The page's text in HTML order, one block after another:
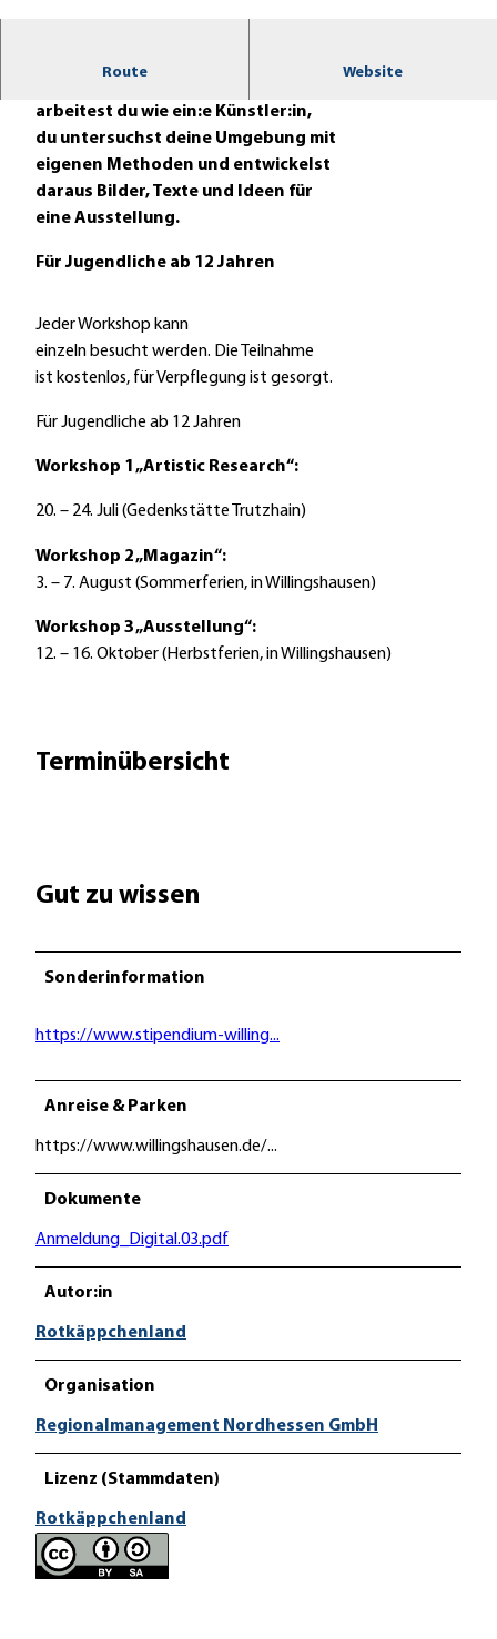
Route Website
arbeitest du wie ein:e Künstler:in,
du untersuchst deine Umgebung mit
eigenen Methoden und entwickelst
daraus Bilder, Texte und Ideen für
eine Ausstellung.
Für Jugendliche ab 12 Jahren
Jeder Workshop kann
einzeln besucht werden. Die Teilnahme
ist kostenlos, für Verpflegung ist gesorgt.
Für Jugendliche ab 12 Jahren
Workshop 1 „Artistic Research“:
20. – 24. Juli (Gedenkstätte Trutzhain)
Workshop 2 „Magazin“:
3. – 7. August (Sommerferien, in Willingshausen)
Workshop 3 „Ausstellung“:
12. – 16. Oktober (Herbstferien, in Willingshausen)
Terminübersicht
Gut zu wissen
Sonderinformation
https://www.stipendium-willing...
Anreise & Parken
https://www.willingshausen.de/...
Dokumente
Anmeldung_Digital.03.pdf
Autor:in
Rotkäppchenland
Organisation
Regionalmanagement Nordhessen GmbH
Lizenz (Stammdaten)
Rotkäppchenland